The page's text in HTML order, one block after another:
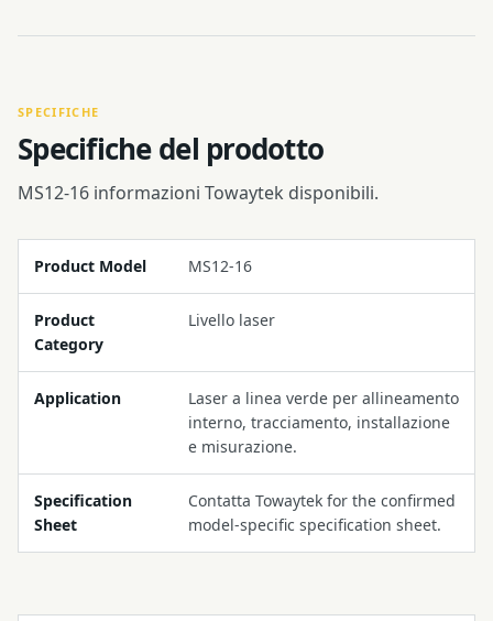
SPECIFICHE
Specifiche del prodotto
MS12-16 informazioni Towaytek disponibili.
Product Model MS12-16
Product
Category
Livello laser
Application
Laser a linea verde per allineamento
interno, tracciamento, installazione
e misurazione.
Specification
Sheet
Contatta Towaytek for the confirmed
model-specific specification sheet.